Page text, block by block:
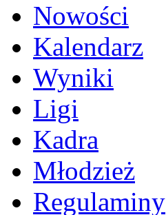
Nowości
Kalendarz
Wyniki
Ligi
Kadra
Młodzież
Regulaminy